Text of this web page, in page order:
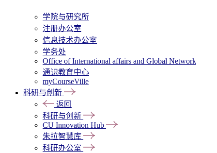
学院与研究所
注册办公室
信息技术办公室
学务处
Office of International affairs and Global Network
通识教育中心
myCourseVille
科研与创新
返回
科研与创新
CU Innovation Hub
朱拉智慧库
科研办公室